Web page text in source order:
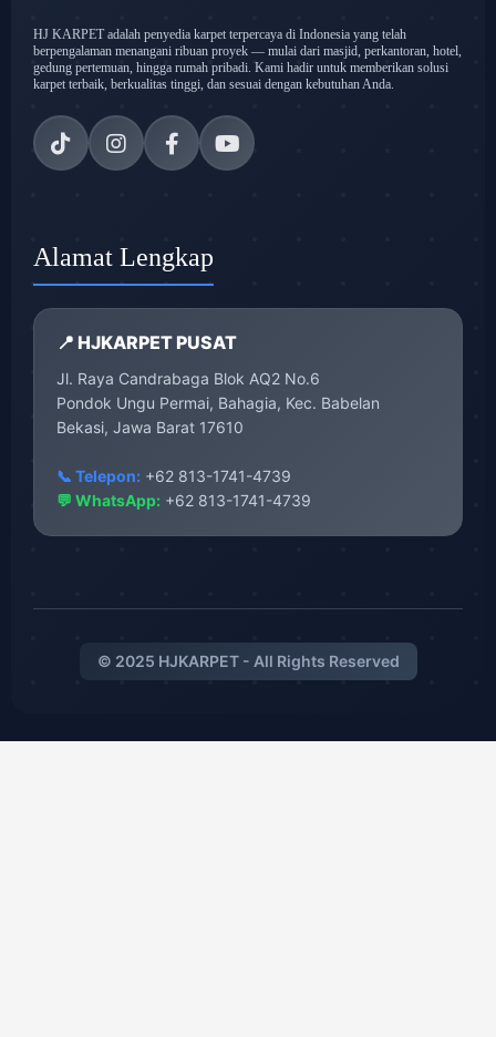
HJ KARPET adalah penyedia karpet terpercaya di Indonesia yang telah
berpengalaman menangani ribuan proyek — mulai dari masjid, perkantoran, hotel,
gedung pertemuan, hingga rumah pribadi. Kami hadir untuk memberikan solusi
karpet terbaik, berkualitas tinggi, dan sesuai dengan kebutuhan Anda.
Alamat Lengkap
📍 HJKARPET PUSAT
Jl. Raya Candrabaga Blok AQ2 No.6
Pondok Ungu Permai, Bahagia, Kec. Babelan
Bekasi, Jawa Barat 17610
📞 Telepon: +62 813-1741-4739
💬 WhatsApp: +62 813-1741-4739
© 2025 HJKARPET - All Rights Reserved